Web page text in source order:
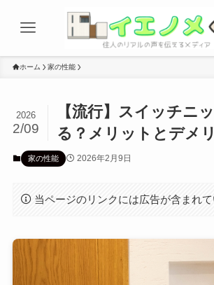
ホーム 家の性能
【流行】スイッチニ
る？メリットとデメ
2026
2/09
家の性能 2026年2月9日
当ページのリンクには広告が含まれて